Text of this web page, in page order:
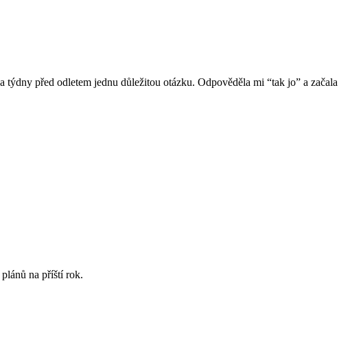
před odletem jednu důležitou otázku. Odpověděla mi “tak jo” a začala
na příští rok.